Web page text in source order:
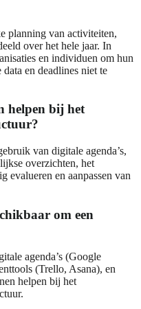
planning van activiteiten,
over het hele jaar. In
en individuen om hun
en deadlines niet te
helpen bij het
van digitale agenda’s,
overzichten, het
evalueren en aanpassen van
om een
agenda’s (Google
(Trello, Asana), en
helpen bij het